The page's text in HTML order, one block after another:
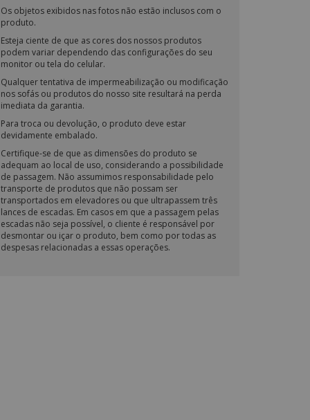
Os objetos exibidos nas fotos não estão inclusos com o
produto.
Esteja ciente de que as cores dos nossos produtos
podem variar dependendo das configurações do seu
monitor ou tela do celular.
Qualquer tentativa de impermeabilização ou modificação
nos sofás ou produtos do nosso site resultará na perda
imediata da garantia.
Para troca ou devolução, o produto deve estar
devidamente embalado.
Certifique-se de que as dimensões do produto se
adequam ao local de uso, considerando a possibilidade
de passagem. Não assumimos responsabilidade pelo
transporte de produtos que não possam ser
transportados em elevadores ou que ultrapassem três
lances de escadas. Em casos em que a passagem pelas
escadas não seja possível, o cliente é responsável por
desmontar ou içar o produto, bem como por todas as
despesas relacionadas a essas operações.